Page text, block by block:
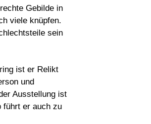
Gebilde in
viele knüpfen.
sein
ist er Relikt
und
Ausstellung ist
führt er auch zu